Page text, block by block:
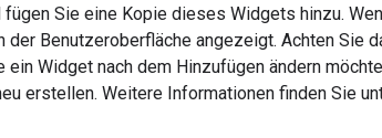
fügen Sie eine Kopie dieses Widgets hinzu.
der Benutzeroberfläche angezeigt. Achten Sie
Widget nach dem Hinzufügen ändern
erstellen. Weitere Informationen finden Sie